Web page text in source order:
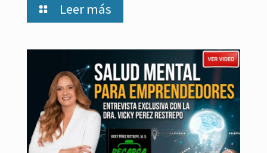
Leer más